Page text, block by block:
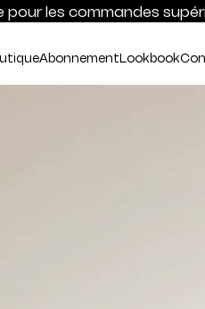
les commandes
AbonnementLookbook